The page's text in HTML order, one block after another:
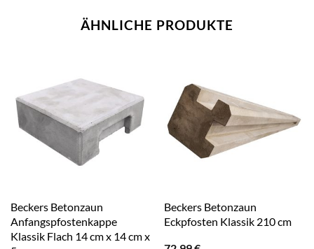
ÄHNLICHE PRODUKTE
Beckers Betonzaun
Anfangspfostenkappe
Klassik Flach 14 cm x 14 cm x
Beckers Betonzaun
Eckpfosten Klassik 210 cm